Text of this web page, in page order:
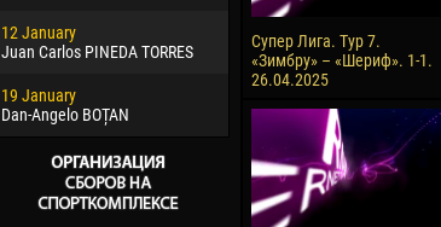
12 January
Juan Carlos PINEDA TORRES
19 January
Dan-Angelo BOȚAN
26 March
Vitor Hugo Morais de OLIVEIRA
28 March
Супер Лига. Тур 7.
«Зимбру» – «Шериф». 1-1.
26.04.2025